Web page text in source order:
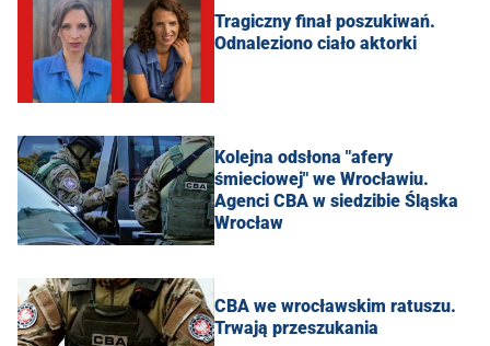
Tragiczny finał poszukiwań.
Odnaleziono ciało aktorki
Kolejna odsłona "afery
śmieciowej" we Wrocławiu.
Agenci CBA w siedzibie Śląska
Wrocław
CBA we wrocławskim ratuszu.
Trwają przeszukania